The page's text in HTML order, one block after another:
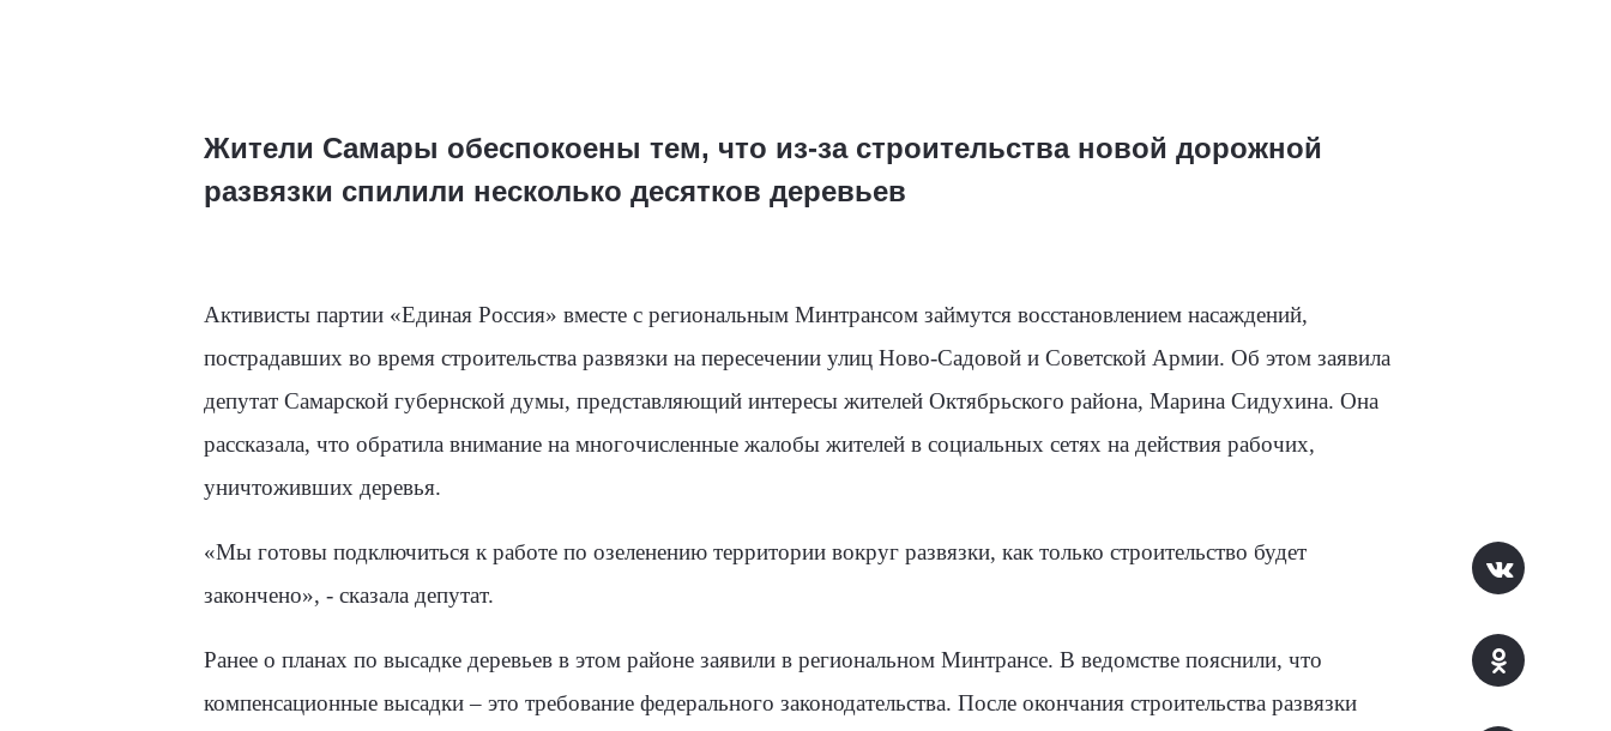
Жители Самары обеспокоены тем, что из-за строительства новой дорожной
развязки спилили несколько десятков деревьев
Активисты партии «Единая Россия» вместе с региональным Минтрансом займутся восстановлением насаждений,
пострадавших во время строительства развязки на пересечении улиц Ново-Садовой и Советской Армии. Об этом заявила
депутат Самарской губернской думы, представляющий интересы жителей Октябрьского района, Марина Сидухина. Она
рассказала, что обратила внимание на многочисленные жалобы жителей в социальных сетях на действия рабочих,
уничтоживших деревья.
«Мы готовы подключиться к работе по озеленению территории вокруг развязки, как только строительство будет
закончено», - сказала депутат.
Ранее о планах по высадке деревьев в этом районе заявили в региональном Минтрансе. В ведомстве пояснили, что
компенсационные высадки – это требование федерального законодательства. После окончания строительства развязки